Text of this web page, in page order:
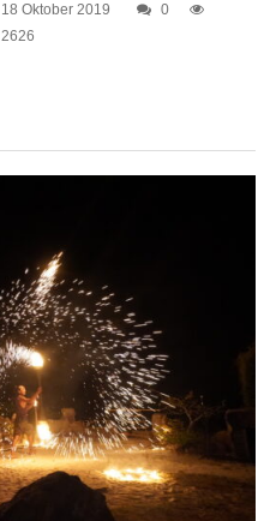
18 Oktober 2019
0
2626